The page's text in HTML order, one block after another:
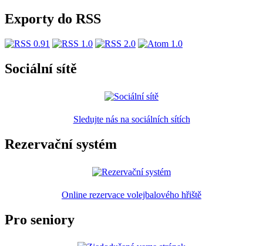
Exporty do RSS
Sociální sítě
Sledujte nás na sociálních sítích
Rezervační systém
Online rezervace volejbalového hřiště
Pro seniory